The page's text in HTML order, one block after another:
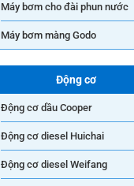
Máy bơm cho đài phun nước
Máy bơm màng Godo
Động cơ
Động cơ dầu Cooper
Động cơ diesel Huichai
Động cơ diesel Weifang